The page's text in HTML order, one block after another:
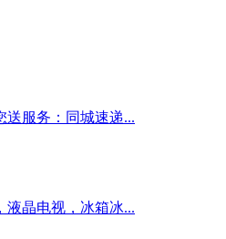
送服务：同城速递...
液晶电视，冰箱冰...